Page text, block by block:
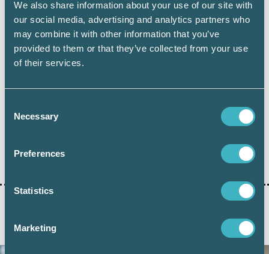
We also share information about your use of our site with
our social media, advertising and analytics partners who
may combine it with other information that you’ve
provided to them or that they’ve collected from your use
of their services.
Selection
Necessary
Preferences
Statistics
Marketing
Ikraftträdande
Lagen trädde ikraft den 1 februari 2013.
SFS 2012:978
Dela:
AKTUELLA ARTIKLAR